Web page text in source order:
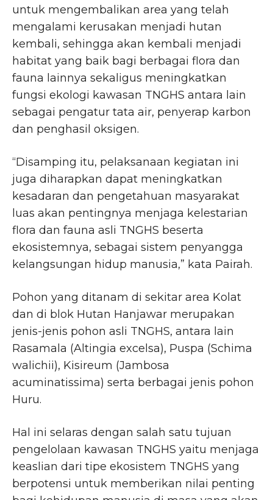
untuk mengembalikan area yang telah
mengalami kerusakan menjadi hutan
kembali, sehingga akan kembali menjadi
habitat yang baik bagi berbagai flora dan
fauna lainnya sekaligus meningkatkan
fungsi ekologi kawasan TNGHS antara lain
sebagai pengatur tata air, penyerap karbon
dan penghasil oksigen.
“Disamping itu, pelaksanaan kegiatan ini
juga diharapkan dapat meningkatkan
kesadaran dan pengetahuan masyarakat
luas akan pentingnya menjaga kelestarian
flora dan fauna asli TNGHS beserta
ekosistemnya, sebagai sistem penyangga
kelangsungan hidup manusia,” kata Pairah.
Pohon yang ditanam di sekitar area Kolat
dan di blok Hutan Hanjawar merupakan
jenis-jenis pohon asli TNGHS, antara lain
Rasamala (Altingia excelsa), Puspa (Schima
walichii), Kisireum (Jambosa
acuminatissima) serta berbagai jenis pohon
Huru.
Hal ini selaras dengan salah satu tujuan
pengelolaan kawasan TNGHS yaitu menjaga
keaslian dari tipe ekosistem TNGHS yang
berpotensi untuk memberikan nilai penting